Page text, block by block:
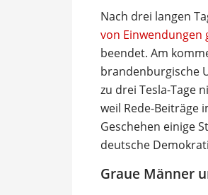
Nach drei langen
von Einwendungen
beendet. Am
brandenburgische
zu drei Tesla-Tage
weil Rede-Beiträge
Geschehen einige
deutsche
Graue Männer